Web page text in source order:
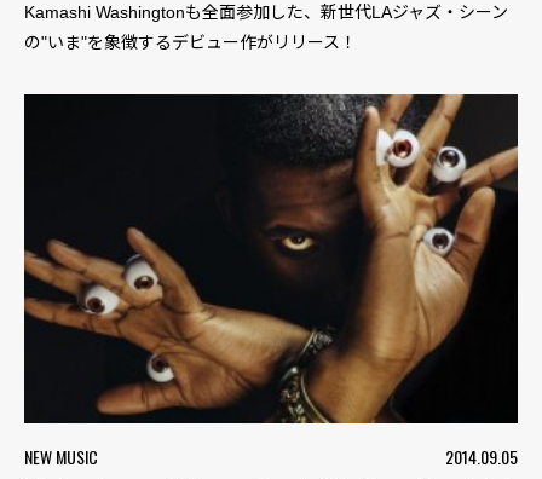
Kamashi Washingtonも全面参加した、新世代LAジャズ・シーン
の"いま"を象徴するデビュー作がリリース！
NEW MUSIC
2014.09.05